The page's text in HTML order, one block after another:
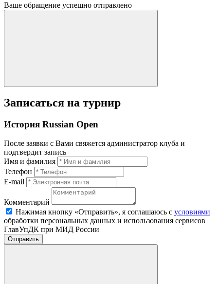
Ваше обращение успешно отправлено
Записаться на турнир
История Russian Open
После заявки с Вами свяжется администратор клуба и
подтвердит запись
Имя и фамилия
Телефон
E-mail
Комментарий
Нажимая кнопку «Отправить», я соглашаюсь с условиями
обработки персональных данных и использования сервисов
ГлавУпДК при МИД России
Отправить